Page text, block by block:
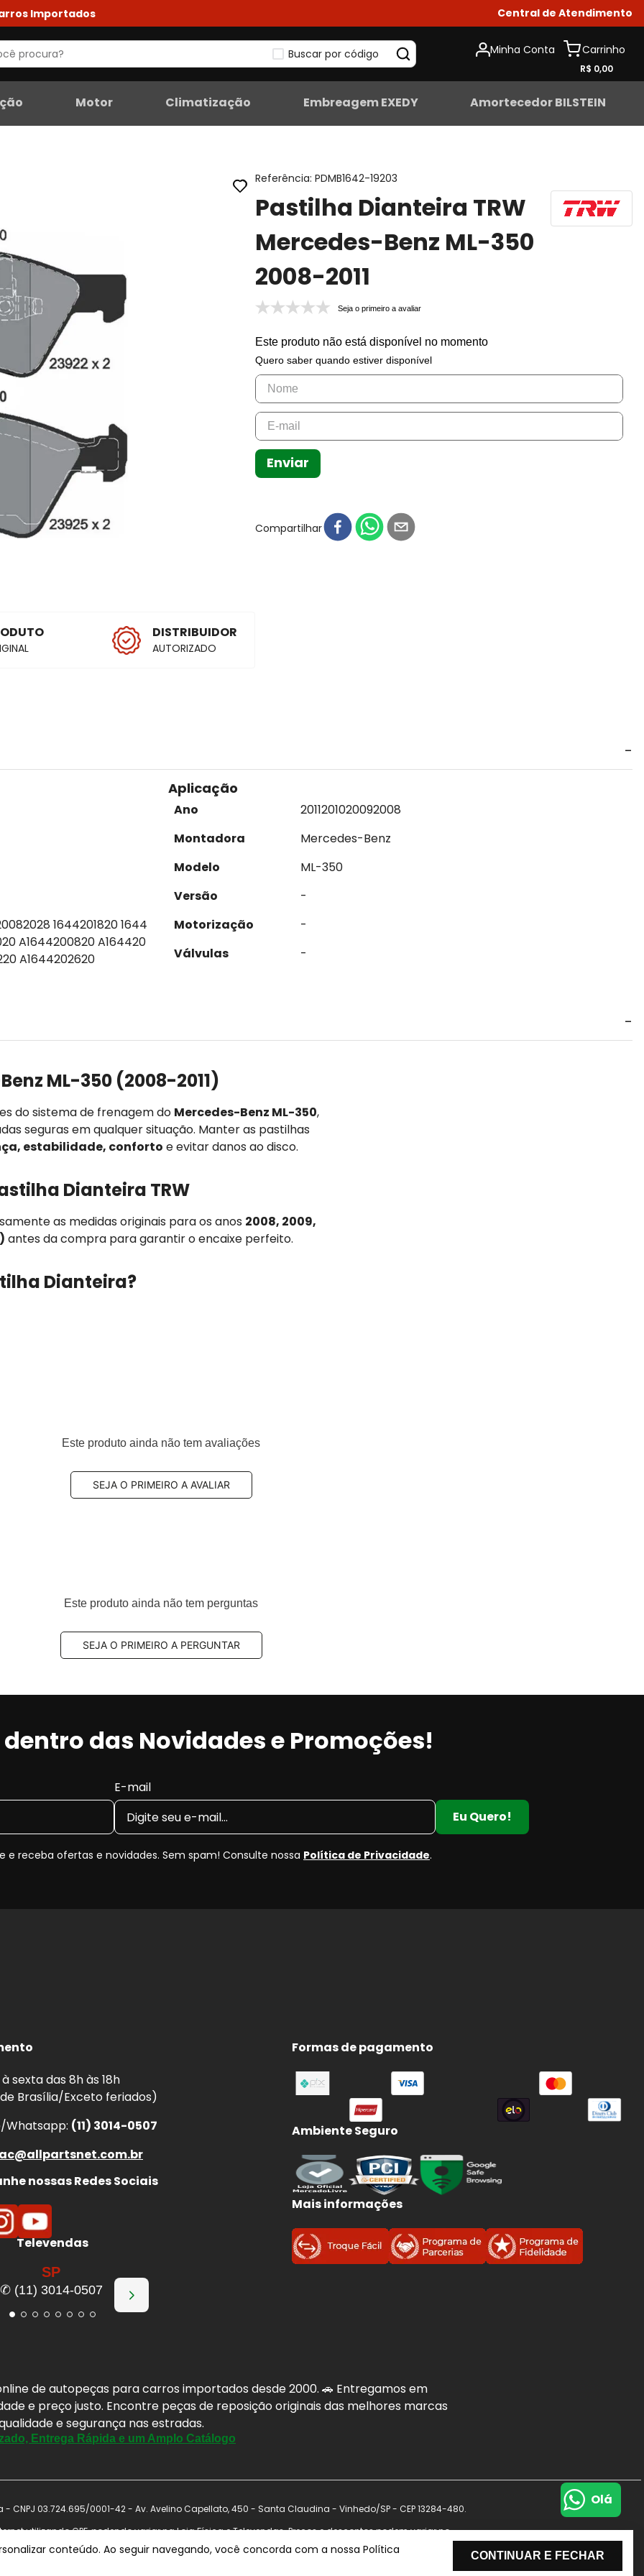
Importados Central de Atendimento
Buscar por código Minha Conta
R$ 0,00
Motor Climatização Embreagem EXEDY Amortecedor BILSTEIN
Olá
DISTRIBUIDOR
AUTORIZADO
Referência:PDMB1642-19203
Pastilha Dianteira TRW
Mercedes-Benz ML-350
2008-2011
Seja o primeiro a avaliar
Este produto não está disponível no momento
Quero saber quando estiver disponível
Enviar
Compartilhar
1644201820 1644
A1644200820 A164420
A1644202620
Aplicação
Ano 2011201020092008
Montadora
Mercedes-Benz
Modelo
ML-350
Versão
-
Motorização
-
Válvulas
-
ML-350 (2008-2011)
do sistema de frenagem do Mercedes-Benz ML-350,
seguras em qualquer situação. Manter as pastilhas
estabilidade, conforto e evitar danos ao disco.
Dianteira TRW
as medidas originais para os anos 2008, 2009,
antes da compra para garantir o encaixe perfeito.
Dianteira?
jogo novo, você recupera a eficiência original do freio e
curvas, chuva e frenagens de emergência.
Este produto ainda não tem avaliações
SEJA O PRIMEIRO A AVALIAR
Este produto ainda não tem perguntas
SEJA O PRIMEIRO A PERGUNTAR
das Novidades e Promoções!
E-mail
Eu Quero!
e receba ofertas e novidades. Sem spam! Consulte nossa Política de Privacidade.
sexta das 8h às 18h
Brasília/Exceto feriados)
Whatsapp: (11) 3014-0507
nossas Redes Sociais
Televendas
SP
✆ (11) 3014-0507
Formas de pagamento
Ambiente Seguro
Mais informações
de autopeças para carros importados desde 2000. 🚗 Entregamos em
e preço justo. Encontre peças de reposição originais das melhores marcas
e segurança nas estradas.
Entrega Rápida e um Amplo Catálogo
CNPJ 03.724.695/0001-42 - Av. Avelino Capellato, 450 - Santa Claudina - Vinhedo/SP - CEP 13284-480.
utilizando CPF, podendo variar na Loja Física e Televendas. Preços e descontos podem variar no
de concluir a compra. Vendas sujeitas a análise e confirmação de dados.
conteúdo. Ao seguir navegando, você concorda com a nossa Política
CONTINUAR E FECHAR